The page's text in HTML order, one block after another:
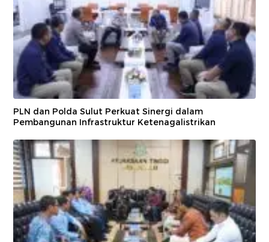
PLN dan Polda Sulut Perkuat Sinergi dalam
Pembangunan Infrastruktur Ketenagalistrikan